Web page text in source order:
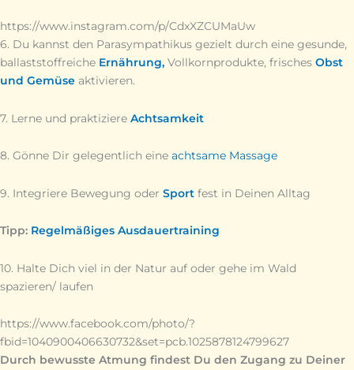
https://www.instagram.com/p/CdxXZCUMaUw
6. Du kannst den Parasympathikus gezielt durch eine gesunde,
ballaststoffreiche Ernährung, Vollkornprodukte, frisches Obst
und Gemüse aktivieren.
7. Lerne und praktiziere Achtsamkeit
8. Gönne Dir gelegentlich eine achtsame Massage
9. Integriere Bewegung oder Sport fest in Deinen Alltag
Tipp: Regelmäßiges Ausdauertraining
10. Halte Dich viel in der Natur auf oder gehe im Wald
spazieren/ laufen
https://www.facebook.com/photo/?
fbid=1040900406630732&set=pcb.1025878124799627
Durch bewusste Atmung findest Du den Zugang zu Deiner